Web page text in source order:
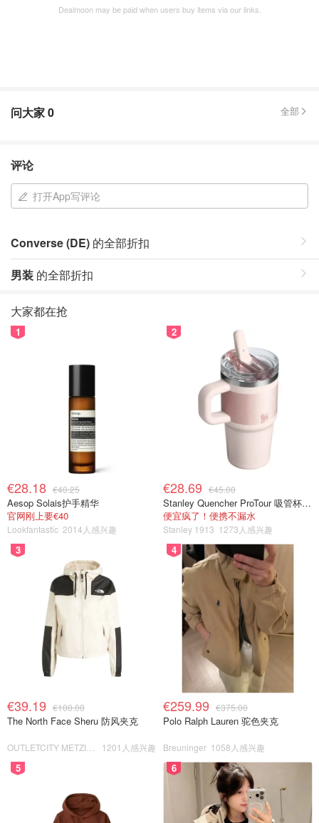
Dealmoon may be paid when users buy items via our links.
问大家0 全部
评论
打开App写评论
Converse (DE) 的全部折扣
男装 的全部折扣
大家都在抢
1
€28.18 €40.25
Aesop Solais护手精华
官网刚上要€40
Lookfantastic 2014人感兴趣
2
€28.69 €45.00
Stanley Quencher ProTour 吸管杯 0.59L
便宜疯了！便携不漏水
Stanley 1913 1273人感兴趣
3
€39.19 €100.00
The North Face Sheru 防风夹克
1201人感兴趣
4
€259.99 €375.00
Polo Ralph Lauren 驼色夹克
Breuninger 1058人感兴趣
5 6